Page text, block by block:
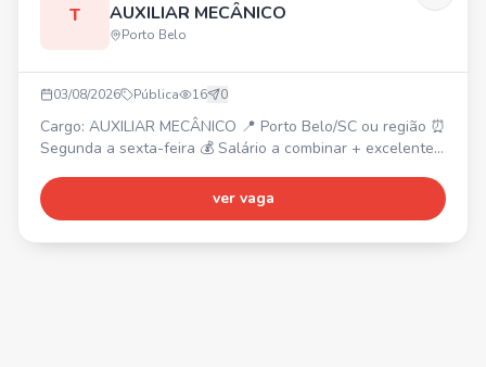
T AUXILIAR MECÂNICO
Porto Belo
03/08/2026 Pública 16 0
Cargo: AUXILIAR MECÂNICO 📍 Porto Belo/SC ou região ⏰
Segunda a sexta-feira 💰 Salário a combinar + excelente
noção de mecânica • CNH categoria B válida •
Organização, comprometimento e vontade de aprender
ver vaga